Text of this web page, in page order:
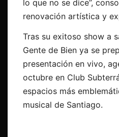
lo que no se dice”,
renovación artística y
Tras su exitoso show a
Gente de Bien ya se
presentación en vivo,
octubre en Club
espacios más
musical de Santiago.